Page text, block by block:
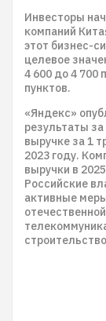
Инвесторы
компаний
этот бизнес-
целевое
4 600 до 4 700
пунктов.
«Яндекс»
результаты
выручке за 1
2023 году.
выручки в
Российские
активные